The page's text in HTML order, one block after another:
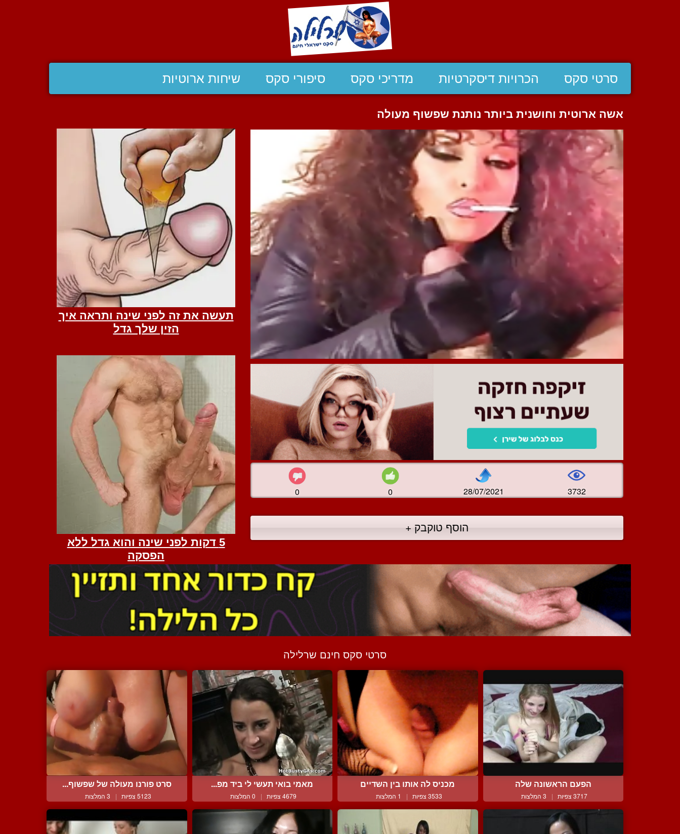
סרטי סקס הכרויות דיסקרטיות מדריכי סקס סיפורי סקס שיחות ארוטיות
אשה ארוטית וחושנית ביותר נותנת שפשוף מעולה
0 0 28/07/2021 3732
הוסף טוקבק +
סרטי סקס חינם שרלילה
הפעם הראשונה שלה
3717 צפיות | 3 המלצות
מכניס לה אותו בין השדיים
3533 צפיות | 1 המלצות
מאמי בואי תעשי לי ביד מפ...
4679 צפיות | 0 המלצות
סרט פורנו מעולה של שפשוף...
5123 צפיות | 3 המלצות